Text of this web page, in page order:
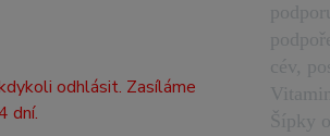
odhlásit. Zasíláme
dní.
cév,
Šípky